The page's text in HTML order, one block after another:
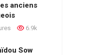
anciens
6.9k
Sow